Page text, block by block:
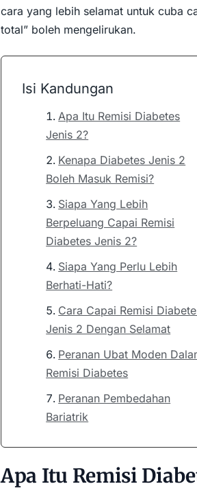
cara yang lebih selamat untuk cuba
total” boleh mengelirukan.
Isi Kandungan
Apa Itu Remisi Diabetes
Jenis 2?
Kenapa Diabetes Jenis 2
Boleh Masuk Remisi?
Siapa Yang Lebih
Berpeluang Capai Remisi
Diabetes Jenis 2?
Siapa Yang Perlu Lebih
Berhati-Hati?
Cara Capai Remisi
Jenis 2 Dengan Selamat
Peranan Ubat Moden
Remisi Diabetes
Peranan Pembedahan
Bariatrik
Apa Itu Remisi